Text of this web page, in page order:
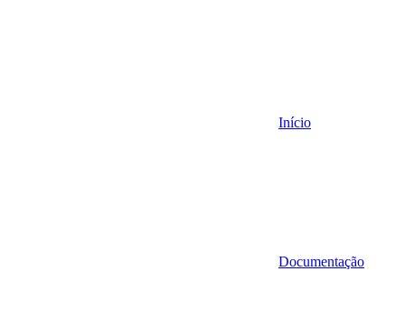
Início
Documentação